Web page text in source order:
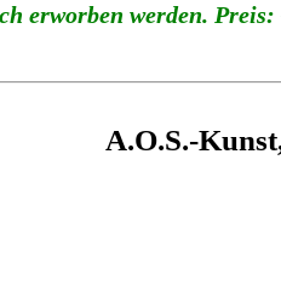
erworben werden. Preis:
A.O.S.-